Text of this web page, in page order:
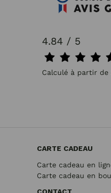
4.84 / 5
Calculé à partir de
31/07/2026
CARTE CADEAU
Carte cadeau en
Carte cadeau en